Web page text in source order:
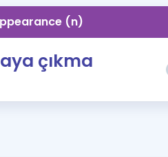
(n)
çıkma